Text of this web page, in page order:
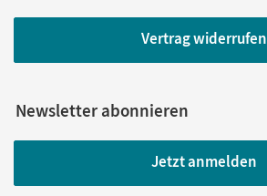
Vertrag widerrufen
Newsletter abonnieren
Jetzt anmelden